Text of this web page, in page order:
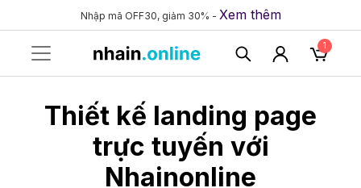
Nhập mã OFF30, giảm 30% - Xem thêm
1
Thiết kế landing page
trực tuyến với
Nhainonline